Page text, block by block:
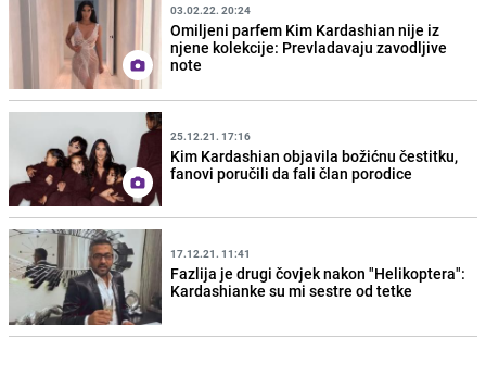
03.02.22. 20:24
Omiljeni parfem Kim Kardashian nije iz
njene kolekcije: Prevladavaju zavodljive
note
25.12.21. 17:16
Kim Kardashian objavila božićnu čestitku,
fanovi poručili da fali član porodice
17.12.21. 11:41
Fazlija je drugi čovjek nakon "Helikoptera":
Kardashianke su mi sestre od tetke